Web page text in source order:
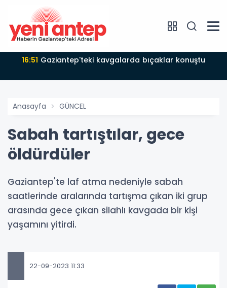
16:51 Gaziantep'teki kavgalarda bıçaklar konuştu
Anasayfa GÜNCEL
Sabah tartıştılar, gece
öldürdüler
Gaziantep'te laf atma nedeniyle sabah
saatlerinde aralarında tartışma çıkan iki grup
arasında gece çıkan silahlı kavgada bir kişi
yaşamını yitirdi.
22-09-2023 11:33